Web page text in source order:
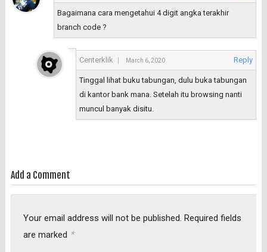
Bagaimana cara mengetahui 4 digit angka terakhir
branch code ?
Centerklik March 6, 2020 Reply
Tinggal lihat buku tabungan, dulu buka tabungan
di kantor bank mana. Setelah itu browsing nanti
muncul banyak disitu.
Add a Comment
Your email address will not be published. Required fields
are marked *